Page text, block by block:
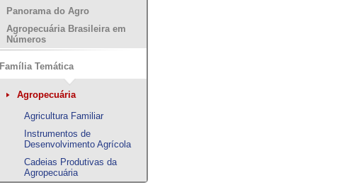
Panorama do Agro
Agropecuária Brasileira em
Números
Família Temática
Agropecuária
Agricultura Familiar
Instrumentos de
Desenvolvimento Agrícola
Cadeias Produtivas da
Agropecuária